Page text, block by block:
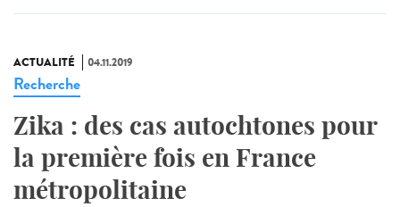
ACTUALITÉ 04.11.2019
Recherche
Zika : des cas autochtones pour
la première fois en France
métropolitaine